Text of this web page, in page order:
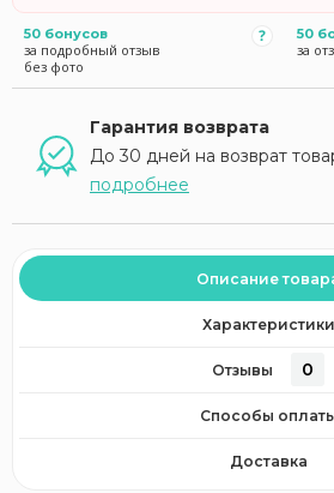
50 бонусов
за подробный отзыв
без фото
50
за
Гарантия возврата
До 30 дней на возврат
подробнее
Описание
Характеристики
Отзывы 0
Способы
Доставка